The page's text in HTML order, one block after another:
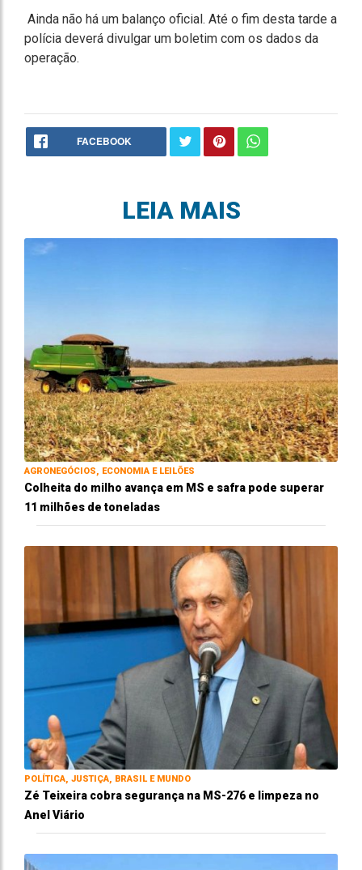
Ainda não há um balanço oficial. Até o fim desta tarde a
polícia deverá divulgar um boletim com os dados da
operação.
FACEBOOK
LEIA MAIS
AGRONEGÓCIOS, ECONOMIA E LEILÕES
Colheita do milho avança em MS e safra pode superar
11 milhões de toneladas
POLÍTICA, JUSTIÇA, BRASIL E MUNDO
Zé Teixeira cobra segurança na MS-276 e limpeza no
Anel Viário